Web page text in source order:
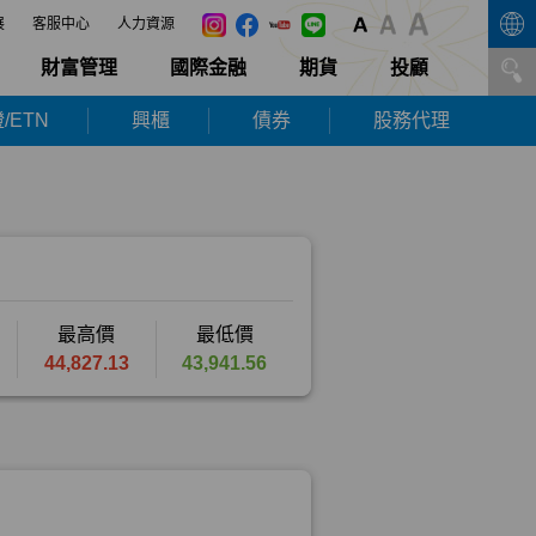
客服中心 人力資源
財富管理 國際金融 期貨 投顧
ETN 興櫃 債券 股務代理